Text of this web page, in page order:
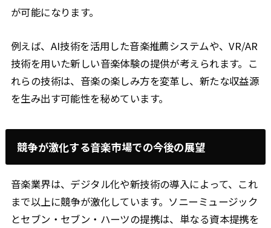
が可能になります。
例えば、AI技術を活用した音楽推薦システムや、VR/AR
技術を用いた新しい音楽体験の提供が考えられます。こ
れらの技術は、音楽の楽しみ方を変革し、新たな収益源
を生み出す可能性を秘めています。
競争が激化する音楽市場での今後の展望
音楽業界は、デジタル化や新技術の導入によって、これ
まで以上に競争が激化しています。ソニーミュージック
とセブン・セブン・ハーツの提携は、単なる資本提携を